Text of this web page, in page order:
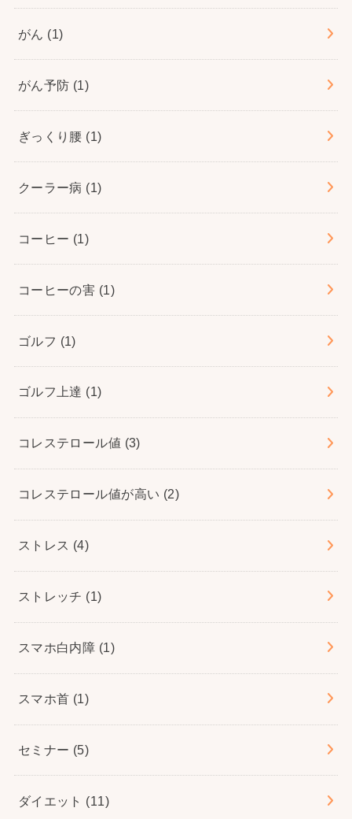
がん (1)
がん予防 (1)
ぎっくり腰 (1)
クーラー病 (1)
コーヒー (1)
コーヒーの害 (1)
ゴルフ (1)
ゴルフ上達 (1)
コレステロール値 (3)
コレステロール値が高い (2)
ストレス (4)
ストレッチ (1)
スマホ白内障 (1)
スマホ首 (1)
セミナー (5)
ダイエット (11)